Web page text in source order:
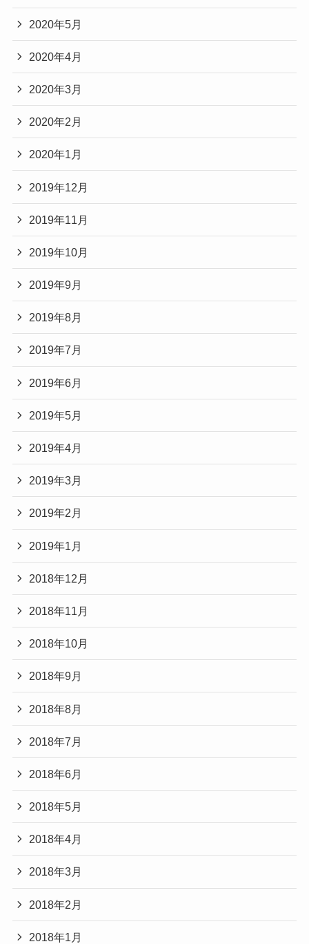
2020年5月
2020年4月
2020年3月
2020年2月
2020年1月
2019年12月
2019年11月
2019年10月
2019年9月
2019年8月
2019年7月
2019年6月
2019年5月
2019年4月
2019年3月
2019年2月
2019年1月
2018年12月
2018年11月
2018年10月
2018年9月
2018年8月
2018年7月
2018年6月
2018年5月
2018年4月
2018年3月
2018年2月
2018年1月